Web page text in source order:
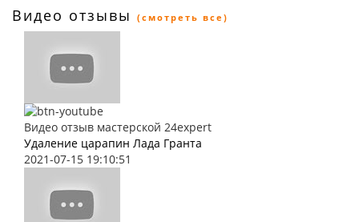
Видео отзывы (смотреть все)
Видео отзыв мастерской 24expert
Удаление царапин Лада Гранта
2021-07-15 19:10:51